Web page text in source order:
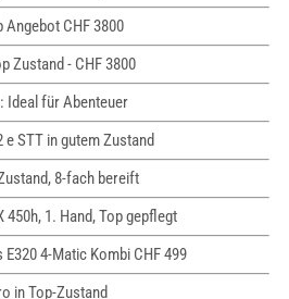
Angebot CHF 3800
Zustand - CHF 3800
Ideal für Abenteuer
e STT in gutem Zustand
8-fach bereift
450h, 1. Hand, Top gepflegt
4-Matic Kombi CHF 499
in Top-Zustand